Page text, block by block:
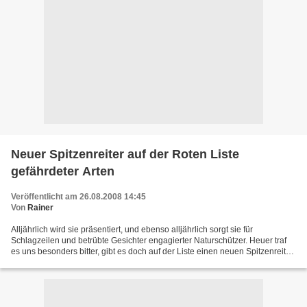
Neuer Spitzenreiter auf der Roten Liste
gefährdeter Arten
Veröffentlicht am 26.08.2008 14:45
Von Rainer
Alljährlich wird sie präsentiert, und ebenso alljährlich sorgt sie für
Schlagzeilen und betrübte Gesichter engagierter Naturschützer. Heuer traf
es uns besonders bitter, gibt es doch auf der Liste einen neuen Spitzenreiter,